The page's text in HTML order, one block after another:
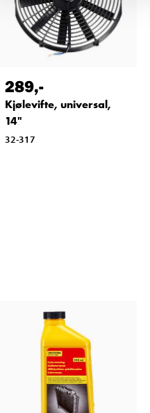
289,-
Kjølevifte, universal,
14"
32-317